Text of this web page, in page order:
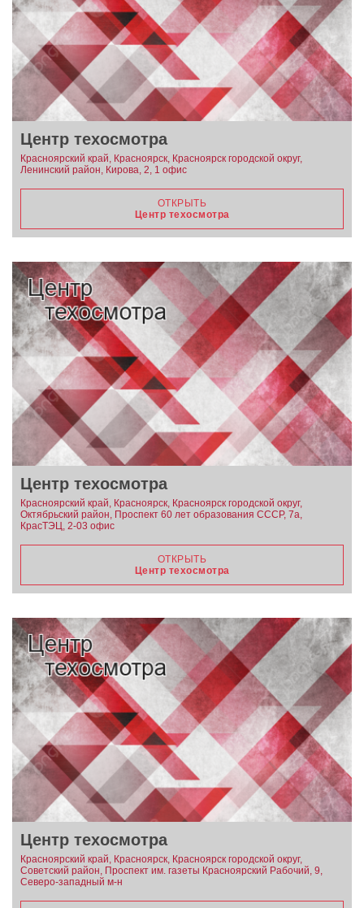
Центр техосмотра
Красноярский край, Красноярск, Красноярск городской округ,
Ленинский район, Кирова, 2, 1 офис
ОТКРЫТЬ
Центр техосмотра
Центр техосмотра
Красноярский край, Красноярск, Красноярск городской округ,
Октябрьский район, Проспект 60 лет образования СССР, 7а,
КрасТЭЦ, 2-03 офис
ОТКРЫТЬ
Центр техосмотра
Центр техосмотра
Красноярский край, Красноярск, Красноярск городской округ,
Советский район, Проспект им. газеты Красноярский Рабочий, 9,
Северо-западный м-н